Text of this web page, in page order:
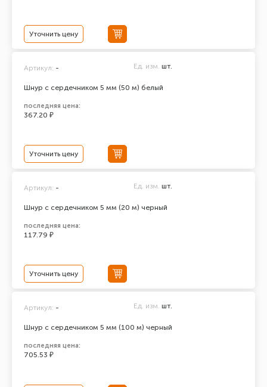
Уточнить цену
Шнур с сердечником 5 мм (50 м) белый
Артикул: - Ед. изм. шт.
последняя цена:
367.20 ₽
Уточнить цену
Шнур с сердечником 5 мм (20 м) черный
Артикул: - Ед. изм. шт.
последняя цена:
117.79 ₽
Уточнить цену
Шнур с сердечником 5 мм (100 м) черный
Артикул: - Ед. изм. шт.
последняя цена:
705.53 ₽